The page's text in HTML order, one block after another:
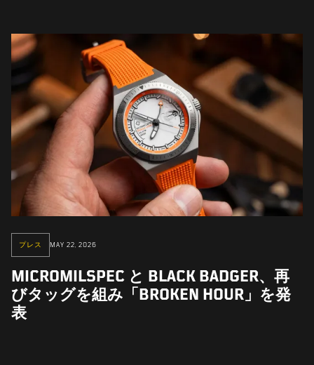
プレス MAY 22, 2026
MICROMILSPEC と BLACK BADGER、再
びタッグを組み「BROKEN HOUR」を発
表